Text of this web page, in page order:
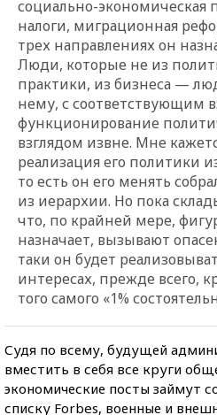
социально-экономическая
налоги, миграционная
трех направлениях он
Люди, которые не из
практики, из бизнеса —
нему, с соответствующим
функционирование
взглядом извне. Мне
реализация его политики
то есть он его менять
из иерархии. Но пока
что, по крайней мере,
назначает, вызывают
таки он будет
интересах, прежде всего,
того самого «1%
Судя по всему, будущей
вместить в себя все круги
экономические посты займут
списку Forbes, военные и